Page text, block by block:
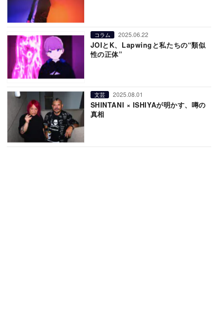
コラム 2025.06.22
JOIとK、Lapwingと私たちの“類似
性の正体”
文芸 2025.08.01
SHINTANI × ISHIYAが明かす、噂の
真相